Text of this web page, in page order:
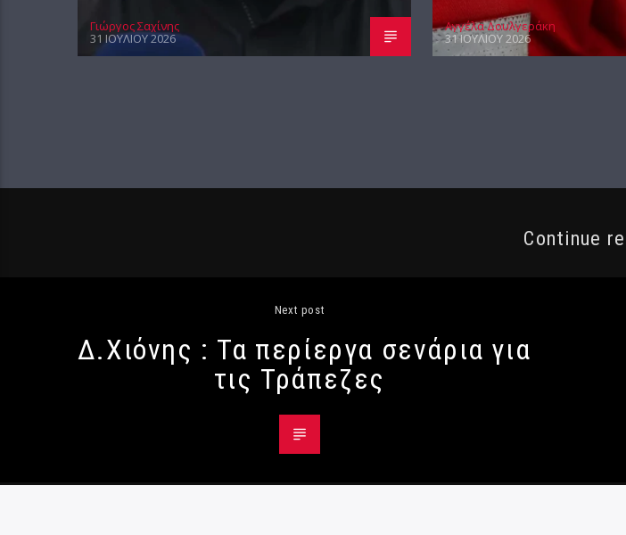
Γιώργος Σαχίνης
31 ΙΟΥΛΊΟΥ 2026
Αγγέλα Δουλγεράκη
31 ΙΟΥΛΊΟΥ 2026
Continue
Next post
Δ.Χιόνης : Τα περίεργα σενάρια για
τις Τράπεζες